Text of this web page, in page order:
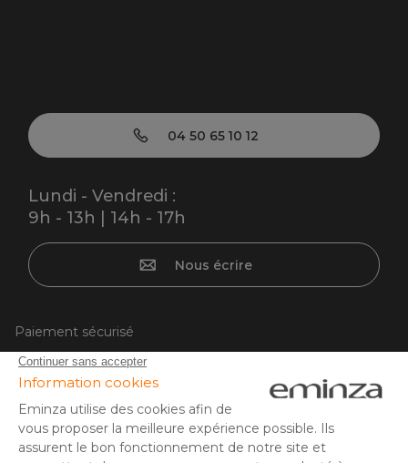
04 50 65 10 12
Lundi - Vendredi :
9h - 13h | 14h - 17h
Nous écrire
Paiement sécurisé
Carte bancaire, PayPal, virement bancaire, 3x ou 4x par CB
à partir de 50EUR, Google/Apple Pay.